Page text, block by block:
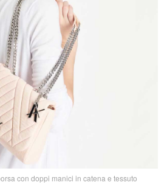
con doppi manici in catena e tessuto